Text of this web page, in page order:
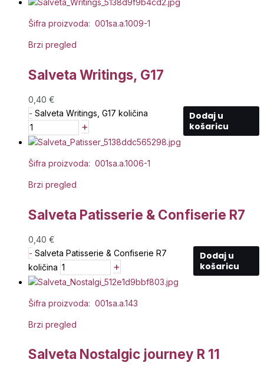
Šifra proizvoda: 001sa.a.1009-1
Brzi pregled
Salveta Writings, G17
0,40 €
- Salveta Writings, G17 količina
+
Dodaj u
košaricu
Šifra proizvoda: 001sa.a.1006-1
Brzi pregled
Salveta Patisserie & Confiserie R7
0,40 €
- Salveta Patisserie & Confiserie R7
količina
+
Dodaj u
košaricu
Šifra proizvoda: 001sa.a.143
Brzi pregled
Salveta Nostalgic journey R 11